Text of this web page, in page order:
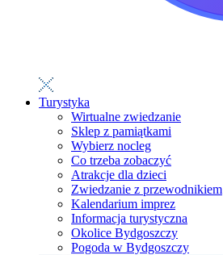
Turystyka
Wirtualne zwiedzanie
Sklep z pamiątkami
Wybierz nocleg
Co trzeba zobaczyć
Atrakcje dla dzieci
Zwiedzanie z przewodnikiem
Kalendarium imprez
Informacja turystyczna
Okolice Bydgoszczy
Pogoda w Bydgoszczy